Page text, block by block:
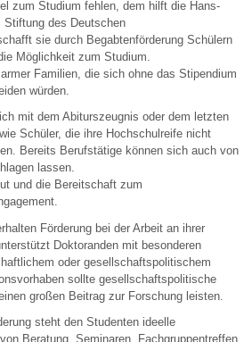
zum Studium fehlen, dem hilft die Hans-
Stiftung des Deutschen
sie durch Begabtenförderung Schülern
Möglichkeit zum Studium.
Familien, die sich ohne das Stipendium
würden.
mit dem Abiturszeugnis oder dem letzten
Schüler, die ihre Hochschulreife nicht
Bereits Berufstätige können sich auch von
lassen.
und die Bereitschaft zum
Förderung bei der Arbeit an ihrer
Doktoranden mit besonderen
oder gesellschaftspolitischem
sollte gesellschaftspolitische
großen Beitrag zur Forschung leisten.
steht den Studenten ideelle
Beratung, Seminaren, Fachgruppentreffen,